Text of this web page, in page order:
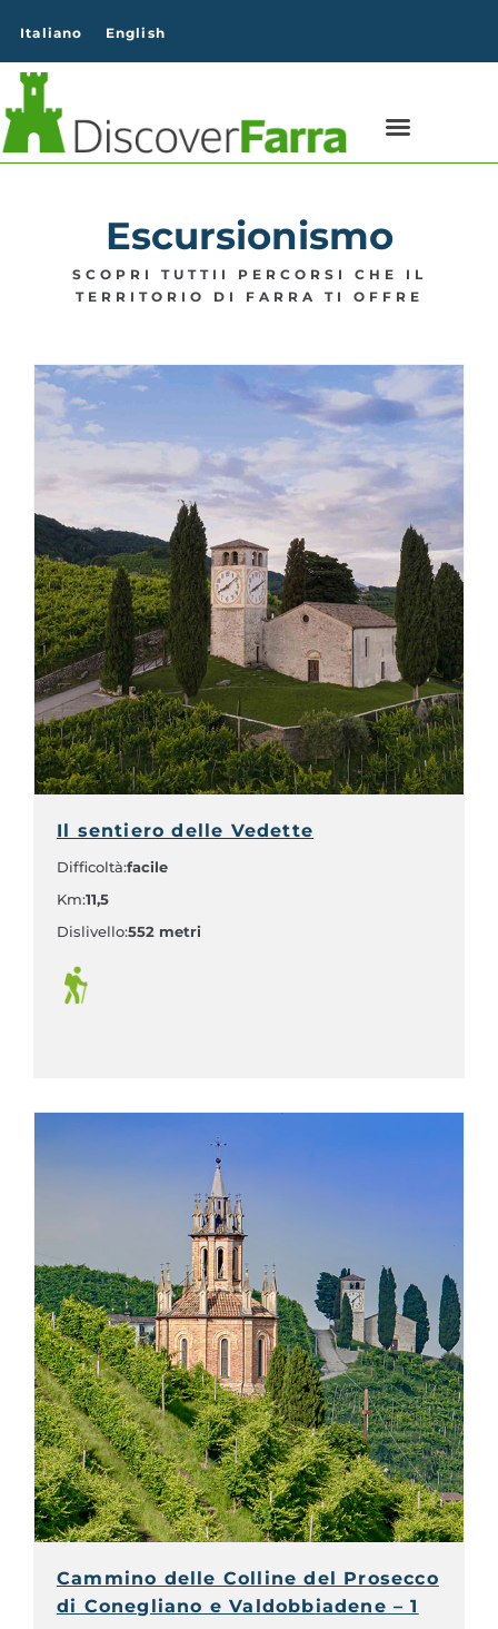
Italiano
English
Escursionismo
SCOPRI TUTTII PERCORSI CHE IL
TERRITORIO DI FARRA TI OFFRE
Il sentiero delle Vedette
Difficoltà:facile
Km:11,5
Dislivello:552 metri
Cammino delle Colline del Prosecco
di Conegliano e Valdobbiadene – 1